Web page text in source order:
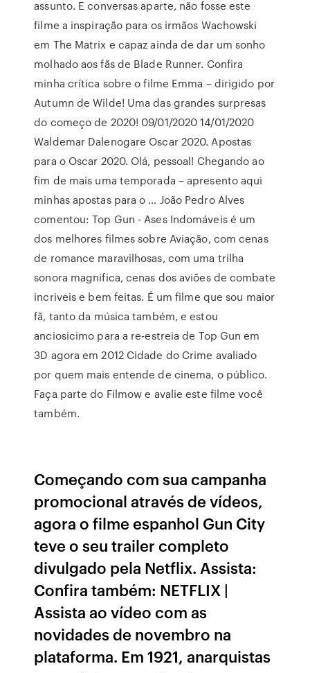
assunto. E conversas aparte, não fosse este
filme a inspiração para os irmãos Wachowski
em The Matrix e capaz ainda de dar um sonho
molhado aos fãs de Blade Runner. Confira
minha crítica sobre o filme Emma – dirigido por
Autumn de Wilde! Uma das grandes surpresas
do começo de 2020! 09/01/2020 14/01/2020
Waldemar Dalenogare Oscar 2020. Apostas
para o Oscar 2020. Olá, pessoal! Chegando ao
fim de mais uma temporada – apresento aqui
minhas apostas para o … João Pedro Alves
comentou: Top Gun - Ases Indomáveis é um
dos melhores filmes sobre Aviação, com cenas
de romance maravilhosas, com uma trilha
sonora magnifica, cenas dos aviões de combate
incriveis e bem feitas. É um filme que sou maior
fã, tanto da música também, e estou
anciosicimo para a re-estreia de Top Gun em
3D agora em 2012 Cidade do Crime avaliado
por quem mais entende de cinema, o público.
Faça parte do Filmow e avalie este filme você
também.
Começando com sua campanha
promocional através de vídeos,
agora o filme espanhol Gun City
teve o seu trailer completo
divulgado pela Netflix. Assista:
Confira também: NETFLIX |
Assista ao vídeo com as
novidades de novembro na
plataforma. Em 1921, anarquistas